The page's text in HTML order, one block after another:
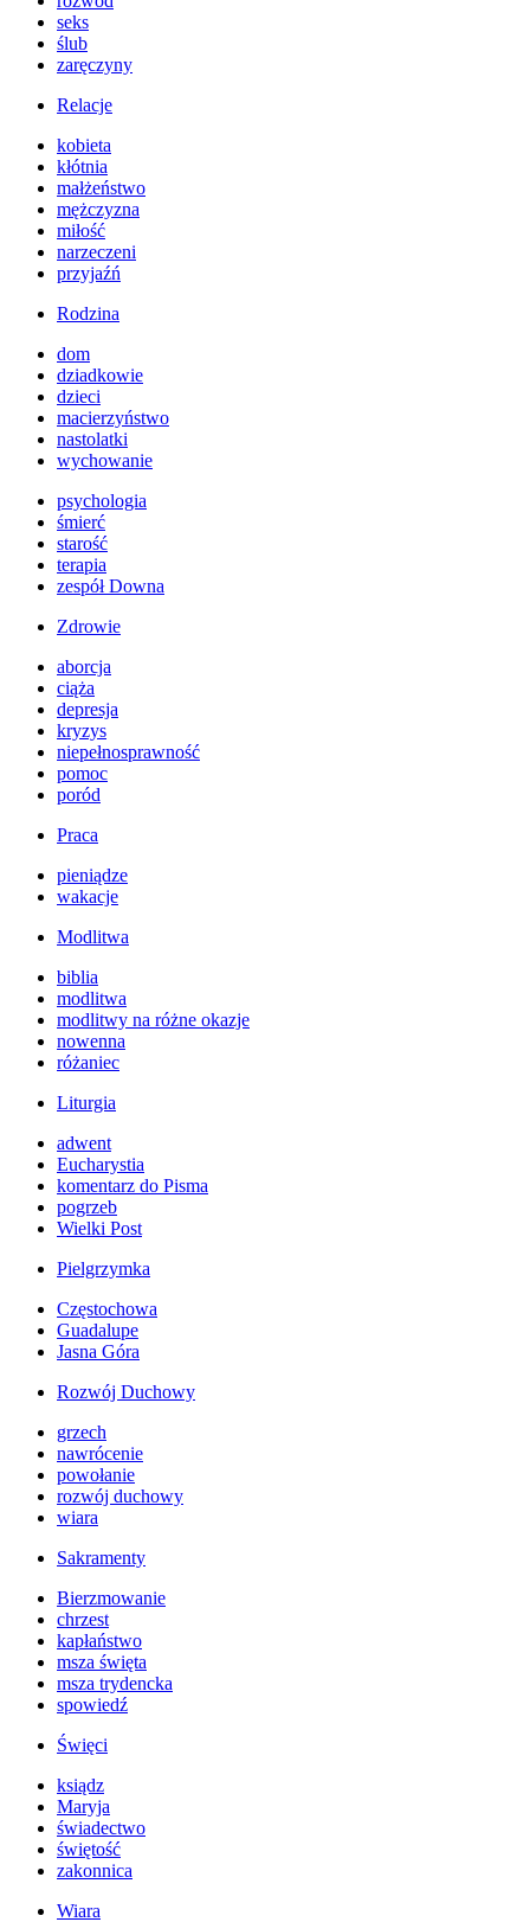
seks
ślub
zaręczyny
Relacje
kobieta
kłótnia
małżeństwo
mężczyzna
miłość
narzeczeni
przyjaźń
Rodzina
dom
dziadkowie
dzieci
macierzyństwo
nastolatki
wychowanie
psychologia
śmierć
starość
terapia
zespół Downa
Zdrowie
aborcja
ciąża
depresja
kryzys
niepełnosprawność
pomoc
poród
Praca
pieniądze
wakacje
Modlitwa
biblia
modlitwa
modlitwy na różne okazje
nowenna
różaniec
Liturgia
adwent
Eucharystia
komentarz do Pisma
pogrzeb
Wielki Post
Pielgrzymka
Częstochowa
Guadalupe
Jasna Góra
Rozwój Duchowy
grzech
nawrócenie
powołanie
rozwój duchowy
wiara
Sakramenty
Bierzmowanie
chrzest
kapłaństwo
msza święta
msza trydencka
spowiedź
Święci
ksiądz
Maryja
świadectwo
świętość
zakonnica
Wiara